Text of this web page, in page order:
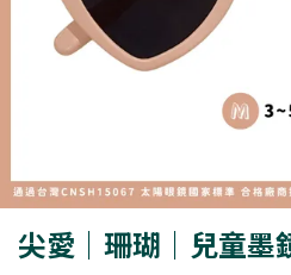
尖愛｜珊瑚｜兒童墨